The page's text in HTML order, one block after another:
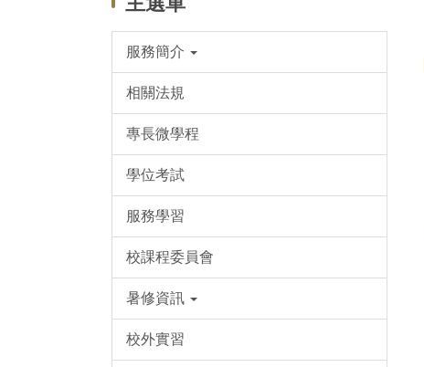
服務簡介
相關法規
專長微學程
學位考試
服務學習
校課程委員會
暑修資訊
校外實習